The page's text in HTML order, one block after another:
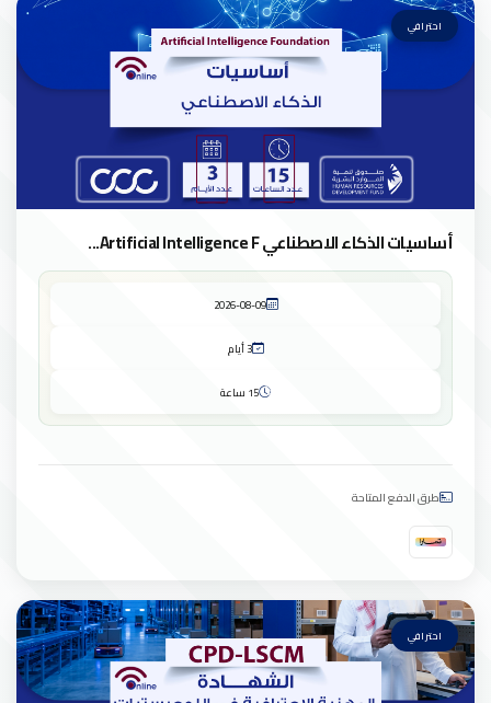
احترافي
أساسيات الذكاء الاصطناعي Artificial Intelligence F...
2026-08-09
3 أيام
15 ساعة
طرق الدفع المتاحة
احترافي